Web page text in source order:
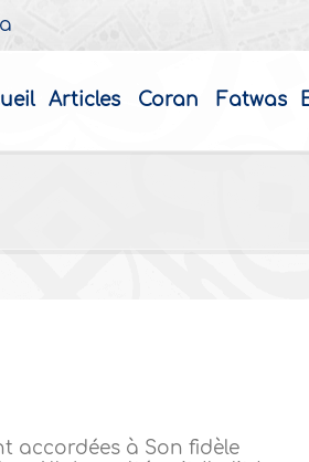
Articles Coran Fatwas
accordées à Son fidèle